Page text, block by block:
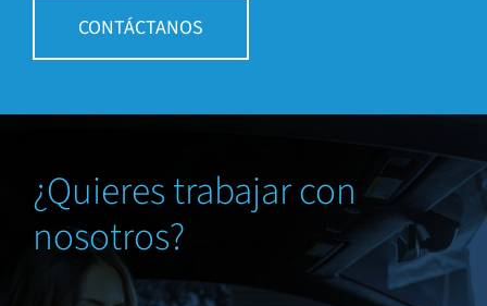
CONTÁCTANOS
¿Quieres trabajar con
nosotros?